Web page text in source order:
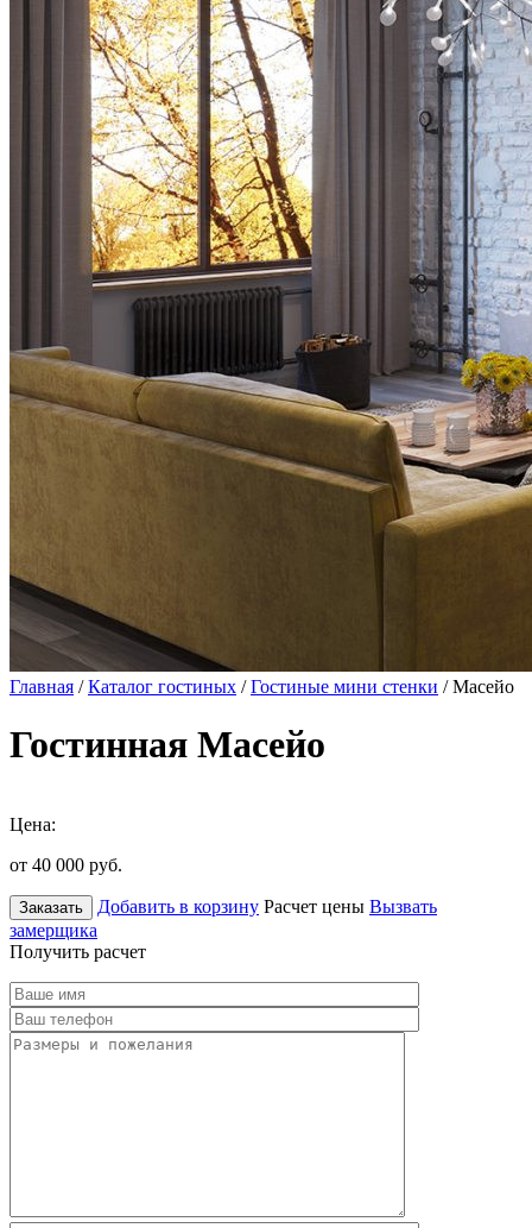
Главная /Каталог гостиных /Гостиные мини стенки / Масейо
Гостинная Масейо
Цена:
от 40 000 руб.
Заказать Добавить в корзину Расчет цены Вызвать
замерщика
Получить расчет